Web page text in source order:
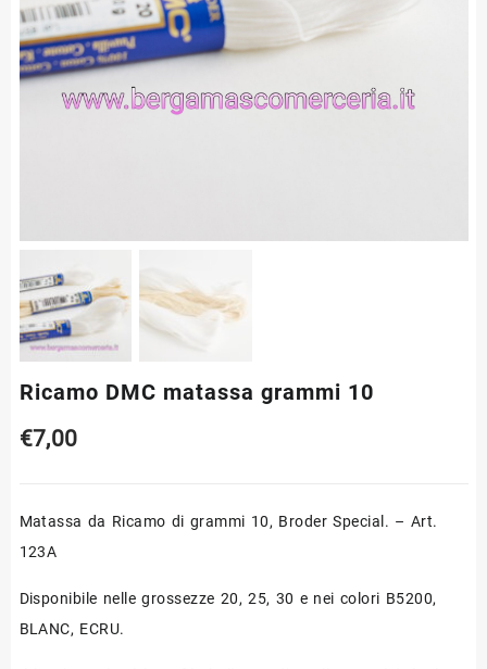
Ricamo DMC matassa grammi 10
€7,00
Matassa da Ricamo di grammi 10, Broder Special. – Art.
123A
Disponibile nelle grossezze 20, 25, 30 e nei colori B5200,
BLANC, ECRU.